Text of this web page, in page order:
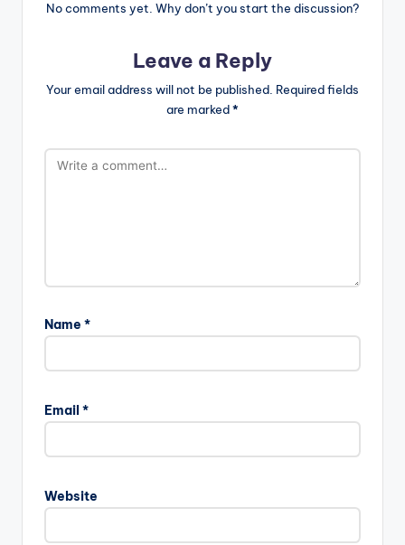
No comments yet. Why don’t you start the discussion?
Leave a Reply
Your email address will not be published. Required fields
are marked*
Name *
Email *
Website